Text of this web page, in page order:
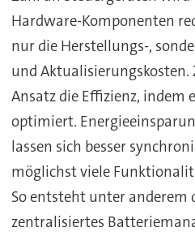
Hardware-Komponenten
nur die Herstellungs-,
und
Ansatz die Effizienz, indem
optimiert.
lassen sich besser
möglichst viele
So entsteht unter anderem
zentralisiertes